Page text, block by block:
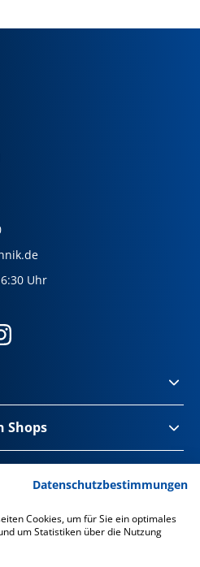
hinzufügen
Uhr
Shops
Datenschutzbestimmungen
Cookies, um für Sie ein optimales
um Statistiken über die Nutzung